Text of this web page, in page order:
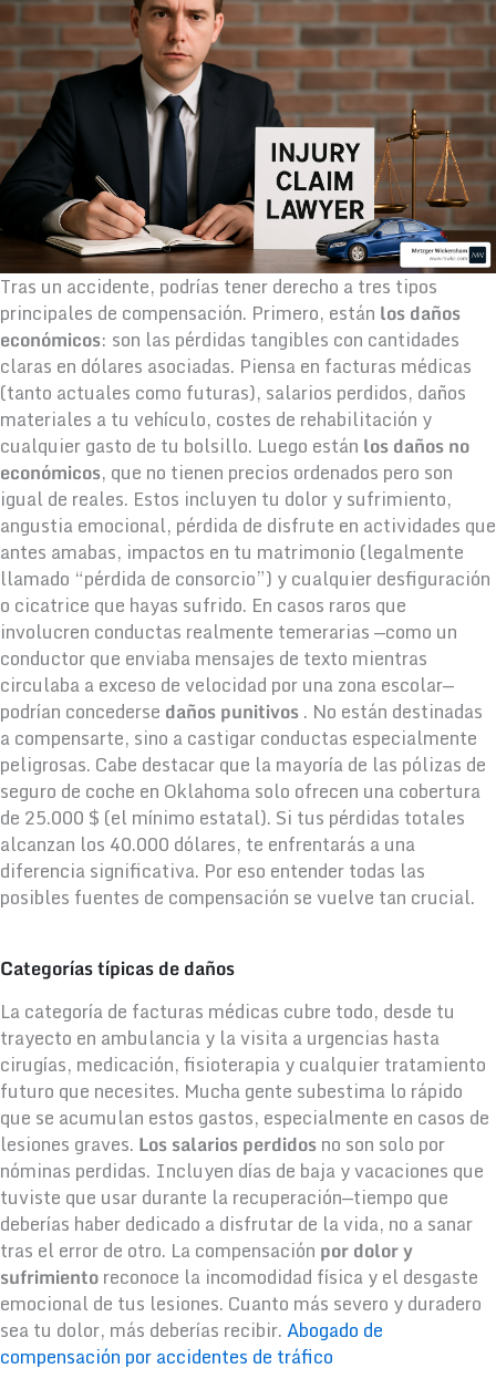
Tras un accidente, podrías tener derecho a tres tipos
principales de compensación. Primero, están los daños
económicos: son las pérdidas tangibles con cantidades
claras en dólares asociadas. Piensa en facturas médicas
(tanto actuales como futuras), salarios perdidos, daños
materiales a tu vehículo, costes de rehabilitación y
cualquier gasto de tu bolsillo. Luego están los daños no
económicos, que no tienen precios ordenados pero son
igual de reales. Estos incluyen tu dolor y sufrimiento,
angustia emocional, pérdida de disfrute en actividades que
antes amabas, impactos en tu matrimonio (legalmente
llamado “pérdida de consorcio”) y cualquier desfiguración
o cicatrice que hayas sufrido. En casos raros que
involucren conductas realmente temerarias —como un
conductor que enviaba mensajes de texto mientras
circulaba a exceso de velocidad por una zona escolar—
podrían concederse daños punitivos. No están destinadas
a compensarte, sino a castigar conductas especialmente
peligrosas. Cabe destacar que la mayoría de las pólizas de
seguro de coche en Oklahoma solo ofrecen una cobertura
de 25.000 $ (el mínimo estatal). Si tus pérdidas totales
alcanzan los 40.000 dólares, te enfrentarás a una
diferencia significativa. Por eso entender todas las
posibles fuentes de compensación se vuelve tan crucial.
Categorías típicas de daños
La categoría de facturas médicas cubre todo, desde tu
trayecto en ambulancia y la visita a urgencias hasta
cirugías, medicación, fisioterapia y cualquier tratamiento
futuro que necesites. Mucha gente subestima lo rápido
que se acumulan estos gastos, especialmente en casos de
lesiones graves. Los salarios perdidosno son solo por
nóminas perdidas. Incluyen días de baja y vacaciones que
tuviste que usar durante la recuperación—tiempo que
deberías haber dedicado a disfrutar de la vida, no a sanar
tras el error de otro. La compensación por dolor y
sufrimientoreconoce la incomodidad física y el desgaste
emocional de tus lesiones. Cuanto más severo y duradero
sea tu dolor, más deberías recibir.Abogado de
compensación por accidentes de tráfico